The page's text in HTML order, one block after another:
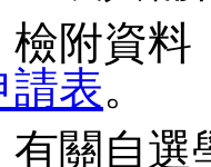
附資料
請表。
有關自選